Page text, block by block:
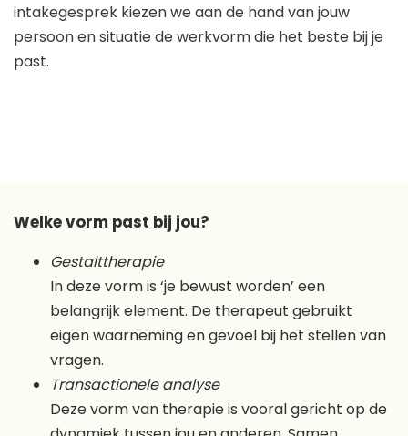
intakegesprek kiezen we aan de hand van jouw
persoon en situatie de werkvorm die het beste bij je
past.
Welke vorm past bij jou?
Gestalttherapie
In deze vorm is ‘je bewust worden’ een
belangrijk element. De therapeut gebruikt
eigen waarneming en gevoel bij het stellen van
vragen.
Transactionele analyse
Deze vorm van therapie is vooral gericht op de